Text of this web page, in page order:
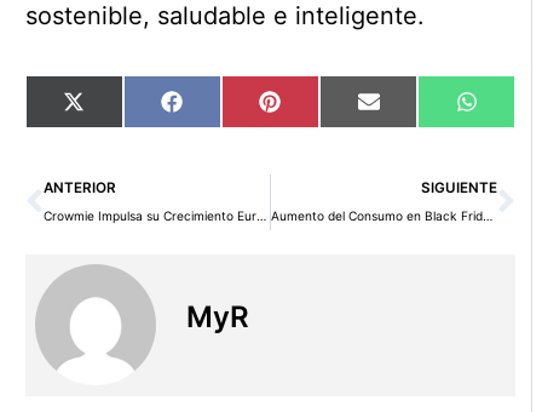
sostenible, saludable e inteligente.
Compartir
en
X
(Twitter)
Compartir
en
Facebook Compartir
en
Pinterest Compartir
en
Email
en
Ant
ANTERIOR
Crowmie Impulsa su Crecimiento Europeo con Nueva Infraestructura de Almacenamiento en Alemania
SIGUIENTE
Aumento del Consumo en Black Friday: Españoles Destinarán Cerca de 411€ a Regalos Navideños, Informa Oney
MyR